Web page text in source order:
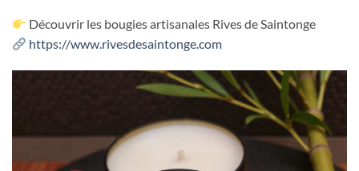
Découvrir les bougies artisanales Rives de Saintonge
https://www.rivesdesaintonge.com